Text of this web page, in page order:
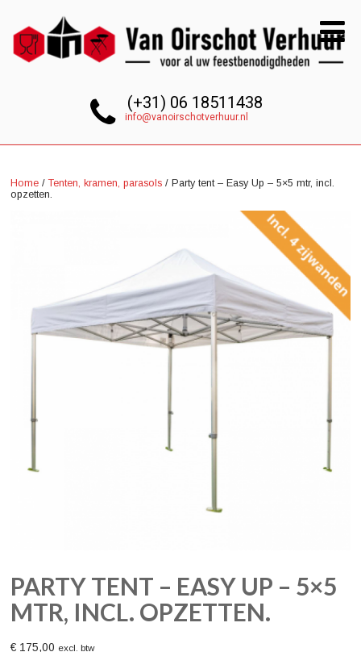
(+31) 06 18511438
info@vanoirschotverhuur.nl
Home /Tenten, kramen, parasols / Party tent – Easy Up – 5×5 mtr, incl.
opzetten.
PARTY TENT – EASY UP – 5×5
MTR, INCL. OPZETTEN.
€ 175,00 excl. btw